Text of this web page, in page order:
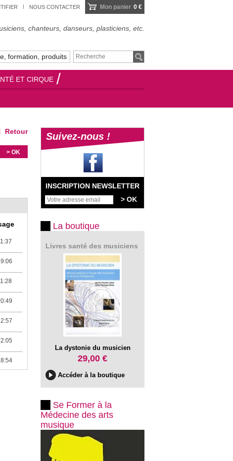
NOUS CONTACTER Mon panier 0 €
chanteurs, danseurs, plasticiens, etc.
formation, produits
ET CIRQUE
Retour Suivez-nous !
INSCRIPTION NEWSLETTER
La boutique
Livres santé des musiciens
La dystonie du musicien
29,00 €
Accéder à la boutique
Se Former à la
Médecine des arts
musique